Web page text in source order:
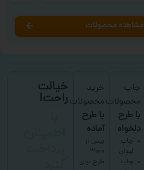
مشاهده محصولات
چاپ
محصولات
با طرح
دلخواه
چاپ
لیوان
چاپ
خرید
محصولات
با طرح
آماده
بیش از
۳۰۰۰
طرح برای
خیالت
راحت!